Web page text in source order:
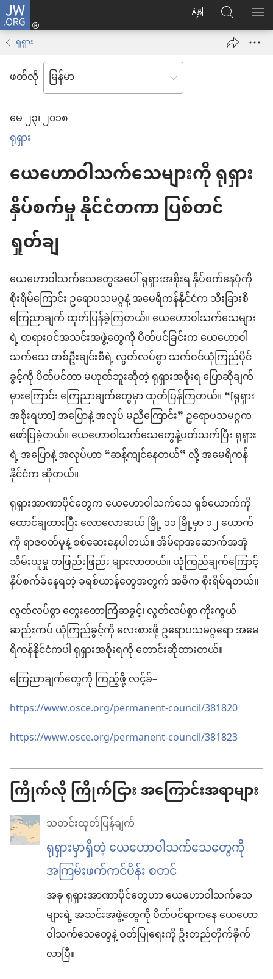
JW.ORG
ဝ
ပါ
Log
in
အသစ်
ဖွ
တယ်)
JW.ORG
ရှာ
ရုရှား
ဖတ်လို
မေ ၂၃၊ ၂၀၁၈
ရုရှား
ယေဟောဝါသက်သေများကို ရုရှား
နှိပ်စက်မှု နိုင်ငံတကာ ပြစ်တင်
ရှုတ်ချ
ယေဟောဝါသက်သေတွေအပေါ် ရုရှားအစိုးရ နှိပ်စက်နေပုံကို
စိုးရိမ်ကြောင်း ဥရောပသမဂ္ဂနဲ့ အမေရိကန်နိုင်ငံက သီးခြားစီ
ကြေညာချက် ထုတ်ပြန်ခဲ့ကြတယ်။ ယေဟောဝါသက်သေများ
ရဲ့ တရားဝင်အသင်းအဖွဲ့တွေကို ပိတ်ပင်ခြင်းက ယေဟောဝါ
သက်သေ တစ်ဦးချင်းစီရဲ့ လွတ်လပ်စွာ သက်ဝင်ယုံကြည်ပိုင်
ခွင့်ကို ပိတ်ပင်တာ မဟုတ်ဘူးဆိုတဲ့ ရုရှားအစိုးရ ပြောဆိုချက်
မှားကြောင်း ကြေညာချက်တွေမှာ ထုတ်ပြန်ကြတယ်။ “[ရုရှား
အစိုးရဟာ] အပြောနဲ့ အလုပ် မညီကြောင်း” ဥရောပသမဂ္ဂက
ဖော်ပြခဲ့တယ်။ ယေဟောဝါသက်သေတွေနဲ့ပတ်သက်ပြီး ရုရှား
ရဲ့ အပြောနဲ့ အလုပ်ဟာ “ဆန့်ကျင်နေတယ်” လို့ အမေရိကန်
နိုင်ငံက ဆိုတယ်။
ရုရှားအာဏာပိုင်တွေက ယေဟောဝါသက်သေ ရှစ်ယောက်ကို
ထောင်ချထားပြီး လောလောဆယ် မြို့ ၁၁ မြို့မှာ ၁၂ ယောက်
ကို ရာဇဝတ်မှုနဲ့ စစ်ဆေးနေပါတယ်။ အိမ်ရာအဆောက်အအုံ
သိမ်းယူမှု တဖြည်းဖြည်း များလာတယ်။ ယုံကြည်ချက်ကြောင့်
နှိပ်စက်ခံနေရတဲ့ ခရစ်ယာန်တွေအတွက် အဓိက စိုးရိမ်ရတယ်။
လွတ်လပ်စွာ တွေးတောကြံဆခွင့်၊ လွတ်လပ်စွာ ကိုးကွယ်
ဆည်းကပ် ယုံကြည်ခွင့်ကို လေးစားဖို့ ဥရောပသမဂ္ဂရော အမေ
ရိကန်နိုင်ငံကပါ ရုရှားအစိုးရကို တောင်းဆိုထားတယ်။
ကြေညာချက်တွေကို ကြည့်ဖို့ လင့်ခ်–
https://www.osce.org/permanent-council/381820
https://www.osce.org/permanent-council/381823
ကြိုက်လို ကြိုက်ငြား အကြောင်းအရာများ
သတင်းထုတ်ပြန်ချက်
ရုရှားမှာရှိတဲ့ ယေဟောဝါသက်သေတွေကို
အကြမ်းဖက်ကင်ပိန်း စတင်
အခု ရုရှားအာဏာပိုင်တွေဟာ ယေဟောဝါသက်သေ
များရဲ့ အသင်းအဖွဲ့တွေကို ပိတ်ပင်ရာကနေ ယေဟော
ဝါသက်သေတွေနဲ့ ဝတ်ပြုရေးကို ဦးတည်တိုက်ခိုက်
လာပြီ။